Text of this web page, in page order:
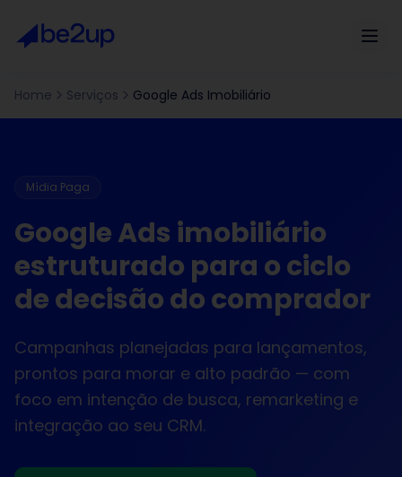
Home Serviços Google Ads Imobiliário
Mídia Paga
Google Ads imobiliário
estruturado para o ciclo
de decisão do comprador
Campanhas planejadas para lançamentos,
prontos para morar e alto padrão — com
foco em intenção de busca, remarketing e
integração ao seu CRM.